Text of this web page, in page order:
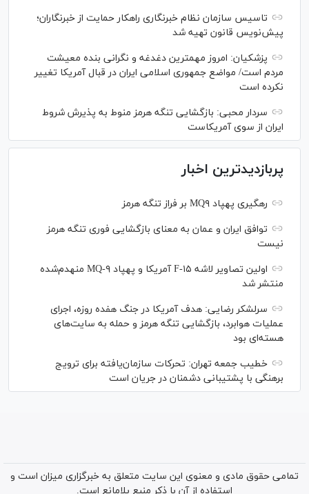
تاسیس سازمان نظام خبرنگاری راهکار حمایت از خبرنگاران؛
پیش‌نویس قانون تهیه شد
پزشکیان: امروز مهمترین دغدغه و نگرانی بنده معیشت
مردم است/ مواضع جمهوری اسلامی ایران در قبال آمریکا تغییر
نکرده است
سردار محبی: بازگشایی تنگه هرمز منوط به پذیرش شروط
ایران از سوی آمریکاست
پربازدیدترین اخبار
رهگیری پهپاد MQ۹ بر فراز تنگه هرمز
توافق ایران و عمان به معنای بازگشایی فوری تنگه هرمز
نیست
اولین تصاویر لاشه F-۱۵ آمریکا و پهپاد MQ-۹ منهدم‌شده
منتشر شد
سرلشکر رضایی: هدف آمریکا در جنگ هفده روزه، اجرای
عملیات هوابرد، بازگشایی تنگه هرمز و حمله به سایت‌های
هسته‌ای بود
خطیب جمعه تهران: تحرکات سازمان‌یافته برای ترویج
برهنگی با پشتیبانی دشمنان در جریان است
تمامی حقوق مادی و معنوی این سایت متعلق به خبرگزاری میزان است و
استفاده از آن با ذکر منبع بلامانع است.